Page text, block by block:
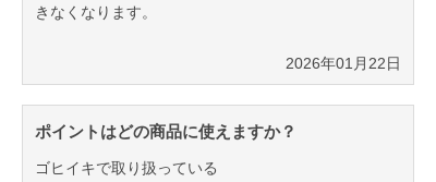
きなくなります。
2026年01月22日
ポイントはどの商品に使えますか？
ゴヒイキで取り扱っている